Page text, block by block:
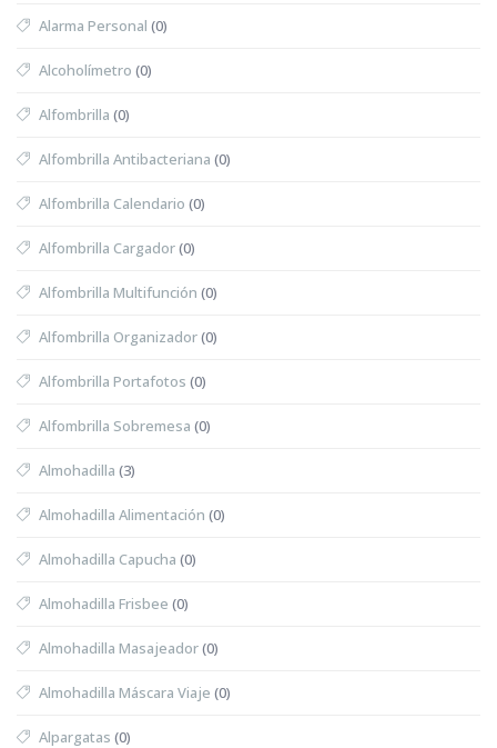
Alarma Personal (0)
Alcoholímetro (0)
Alfombrilla (0)
Alfombrilla Antibacteriana (0)
Alfombrilla Calendario (0)
Alfombrilla Cargador(0)
Alfombrilla Multifunción (0)
Alfombrilla Organizador(0)
Alfombrilla Portafotos (0)
Alfombrilla Sobremesa (0)
Almohadilla (3)
Almohadilla Alimentación (0)
Almohadilla Capucha (0)
Almohadilla Frisbee (0)
Almohadilla Masajeador(0)
Almohadilla Máscara Viaje (0)
Alpargatas (0)